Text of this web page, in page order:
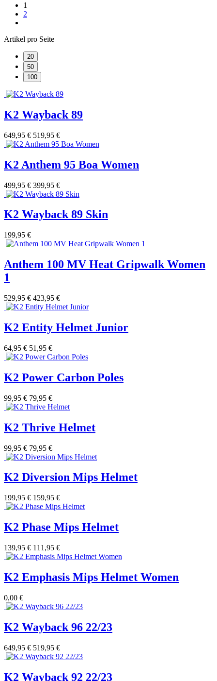
1
2
Artikel pro Seite
20
50
100
K2 Wayback 89
649,95 € 519,95 €
K2 Anthem 95 Boa Women
499,95 € 399,95 €
K2 Wayback 89 Skin
199,95 €
Anthem 100 MV Heat Gripwalk Women
1
529,95 € 423,95 €
K2 Entity Helmet Junior
64,95 € 51,95 €
K2 Power Carbon Poles
99,95 € 79,95 €
K2 Thrive Helmet
99,95 € 79,95 €
K2 Diversion Mips Helmet
199,95 € 159,95 €
K2 Phase Mips Helmet
139,95 € 111,95 €
K2 Emphasis Mips Helmet Women
0,00 €
K2 Wayback 96 22/23
649,95 € 519,95 €
K2 Wayback 92 22/23